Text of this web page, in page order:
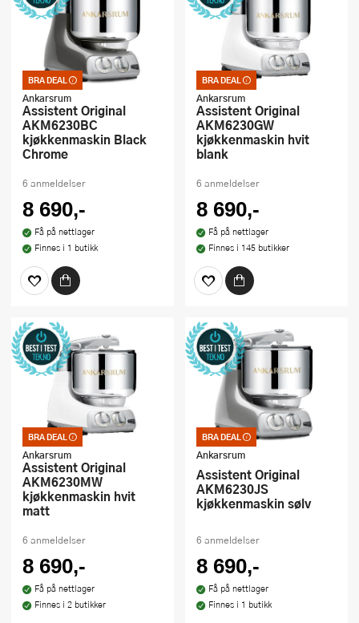
BRA DEAL
Bra deal – merkelappen
som garanterer et godt
kjøp. Kan ikke kombineres
med kuponger eller andre
tilbud
Ankarsrum
Assistent Original
AKM6230BC
kjøkkenmaskin Black
Chrome
6 anmeldelser
8 690,-
Få på nettlager
Finnes i 1 butikk
BRA DEAL
Bra deal – merkelappen
som garanterer et godt
kjøp. Kan ikke kombineres
med kuponger eller andre
tilbud
Ankarsrum
Assistent Original
AKM6230GW
kjøkkenmaskin hvit
blank
6 anmeldelser
8 690,-
Få på nettlager
Finnes i 145 butikker
BRA DEAL
Bra deal – merkelappen
som garanterer et godt
kjøp. Kan ikke kombineres
med kuponger eller andre
tilbud
Ankarsrum
Assistent Original
AKM6230MW
kjøkkenmaskin hvit
matt
6 anmeldelser
8 690,-
Få på nettlager
Finnes i 2 butikker
BRA DEAL
Bra deal – merkelappen
som garanterer et godt
kjøp. Kan ikke kombineres
med kuponger eller andre
tilbud
Ankarsrum
Assistent Original
AKM6230JS
kjøkkenmaskin sølv
6 anmeldelser
8 690,-
Få på nettlager
Finnes i 1 butikk